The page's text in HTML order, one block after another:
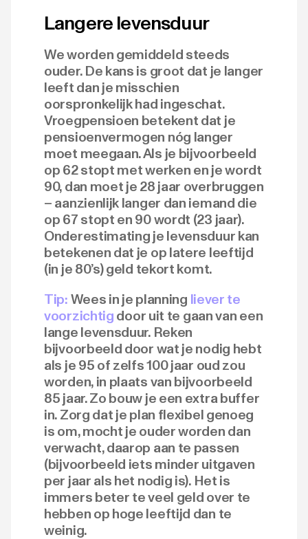
Langere levensduur
We worden gemiddeld steeds
ouder. De kans is groot dat je langer
leeft dan je misschien
oorspronkelijk had ingeschat.
Vroegpensioen betekent dat je
pensioenvermogen nóg langer
moet meegaan. Als je bijvoorbeeld
op 62 stopt met werken en je wordt
90, dan moet je 28 jaar overbruggen
– aanzienlijk langer dan iemand die
op 67 stopt en 90 wordt (23 jaar).
Onderestimating je levensduur kan
betekenen dat je op latere leeftijd
(in je 80’s) geld tekort komt.
Tip: Wees in je planning liever te
voorzichtig door uit te gaan van een
lange levensduur. Reken
bijvoorbeeld door wat je nodig hebt
als je 95 of zelfs 100 jaar oud zou
worden, in plaats van bijvoorbeeld
85 jaar. Zo bouw je een extra buffer
in. Zorg dat je plan flexibel genoeg
is om, mocht je ouder worden dan
verwacht, daarop aan te passen
(bijvoorbeeld iets minder uitgaven
per jaar als het nodig is). Het is
immers beter te veel geld over te
hebben op hoge leeftijd dan te
weinig.